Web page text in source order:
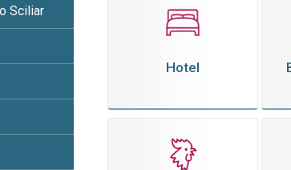
Sciliar
Hotel